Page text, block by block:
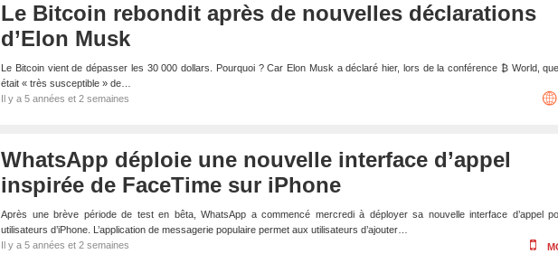
Le Bitcoin rebondit après de nouvelles déclarations
d’Elon Musk
Le Bitcoin vient de dépasser les 30 000 dollars. Pourquoi ? Car Elon Musk a déclaré hier, lors de la conférence ₿ World,
était « très susceptible » de…
Il y a 5 années et 2 semaines
WhatsApp déploie une nouvelle interface d’appel
inspirée de FaceTime sur iPhone
Après une brève période de test en bêta, WhatsApp a commencé mercredi à déployer sa nouvelle interface d’appel
utilisateurs d’iPhone. L’application de messagerie populaire permet aux utilisateurs d’ajouter…
Il y a 5 années et 2 semaines